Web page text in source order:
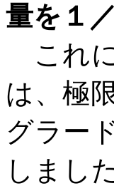
量を１
これ
は、極
グラー
しまし